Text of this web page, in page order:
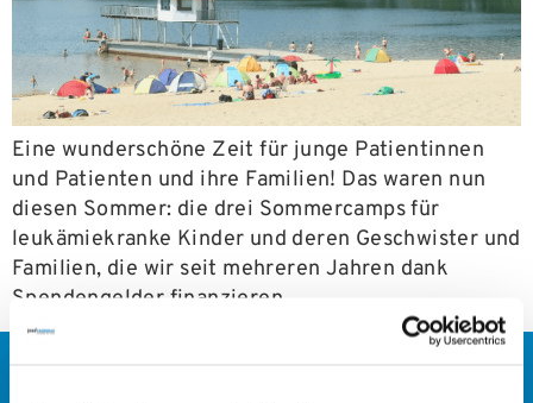
Eine wunderschöne Zeit für junge Patientinnen
und Patienten und ihre Familien! Das waren nun
diesen Sommer: die drei Sommercamps für
leukämiekranke Kinder und deren Geschwister und
Familien, die wir seit mehreren Jahren dank
Spendengelder finanzieren.